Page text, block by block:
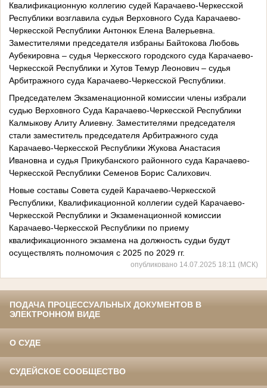
Квалификационную коллегию судей Карачаево-Черкесской
Республики возглавила судья Верховного Суда Карачаево-
Черкесской Республики Антонюк Елена Валерьевна.
Заместителями председателя избраны Байтокова Любовь
Аубекировна – судья Черкесского городского суда Карачаево-
Черкесской Республики и Хутов Темур Леонович – судья
Арбитражного суда Карачаево-Черкесской Республики.
Председателем Экзаменационной комиссии члены избрали
судью Верховного Суда Карачаево-Черкесской Республики
Калмыкову Алиту Алиевну. Заместителями председателя
стали заместитель председателя Арбитражного суда
Карачаево-Черкесской Республики Жукова Анастасия
Ивановна и судья Прикубанского районного суда Карачаево-
Черкесской Республики Семенов Борис Салихович.
Новые составы Совета судей Карачаево-Черкесской
Республики, Квалификационной коллегии судей Карачаево-
Черкесской Республики и Экзаменационной комиссии
Карачаево-Черкесской Республики по приему
квалификационного экзамена на должность судьи будут
осуществлять полномочия с 2025 по 2029 гг.
опубликовано 14.07.2025 18:11 (МСК)
ПОДАЧА ПРОЦЕССУАЛЬНЫХ ДОКУМЕНТОВ В
ЭЛЕКТРОННОМ ВИДЕ
О СУДЕ
СУДЕЙСКОЕ СООБЩЕСТВО